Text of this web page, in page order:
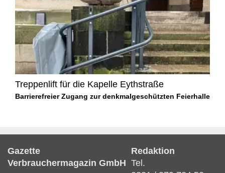
Treppenlift für die Kapelle Eythstraße
Barrierefreier Zugang zur denkmalgeschützten Feierhalle
Gazette
Verbrauchermagazin GmbH
Redaktion
Tel.